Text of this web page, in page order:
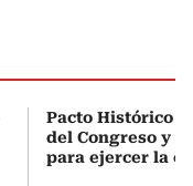
Pacto Histórico
del Congreso y
para ejercer la